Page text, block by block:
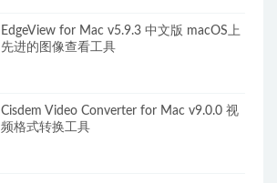
EdgeView for Mac v5.9.3 中文版 macOS上
先进的图像查看工具
Cisdem Video Converter for Mac v9.0.0 视
频格式转换工具